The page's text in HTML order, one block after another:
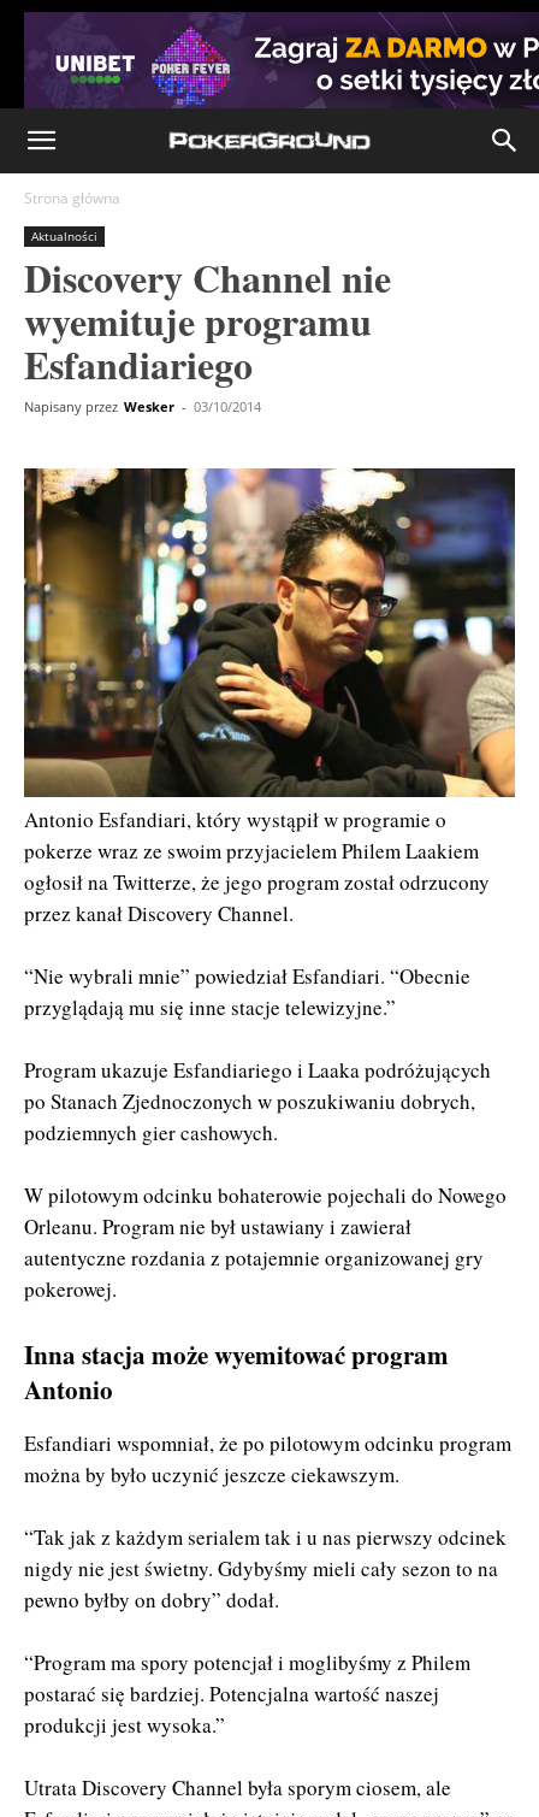
Strona główna
Aktualności
Discovery Channel nie
wyemituje programu
Esfandiariego
Napisany przez Wesker - 03/10/2014
Antonio Esfandiari, który wystąpił w programie o
pokerze wraz ze swoim przyjacielem Philem Laakiem
ogłosił na Twitterze, że jego program został odrzucony
przez kanał Discovery Channel.
“Nie wybrali mnie” powiedział Esfandiari. “Obecnie
przyglądają mu się inne stacje telewizyjne.”
Program ukazuje Esfandiariego i Laaka podróżujących
po Stanach Zjednoczonych w poszukiwaniu dobrych,
podziemnych gier cashowych.
W pilotowym odcinku bohaterowie pojechali do Nowego
Orleanu. Program nie był ustawiany i zawierał
autentyczne rozdania z potajemnie organizowanej gry
pokerowej.
Inna stacja może wyemitować program
Antonio
Esfandiari wspomniał, że po pilotowym odcinku program
można by było uczynić jeszcze ciekawszym.
“Tak jak z każdym serialem tak i u nas pierwszy odcinek
nigdy nie jest świetny. Gdybyśmy mieli cały sezon to na
pewno byłby on dobry” dodał.
“Program ma spory potencjał i moglibyśmy z Philem
postarać się bardziej. Potencjalna wartość naszej
produkcji jest wysoka.”
Utrata Discovery Channel była sporym ciosem, ale